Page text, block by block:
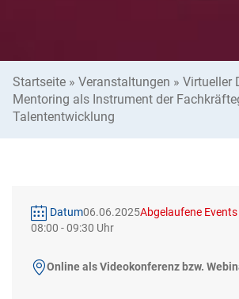
Startseite » Veranstaltungen » Virtueller
Mentoring als Instrument der
Talententwicklung
Datum06.06.2025Abgelaufene Events
08:00 -09:30
Online als Videokonferenz bzw.